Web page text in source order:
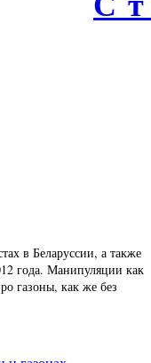
в Беларуссии, а также
года. Манипуляции как
газоны, как же без